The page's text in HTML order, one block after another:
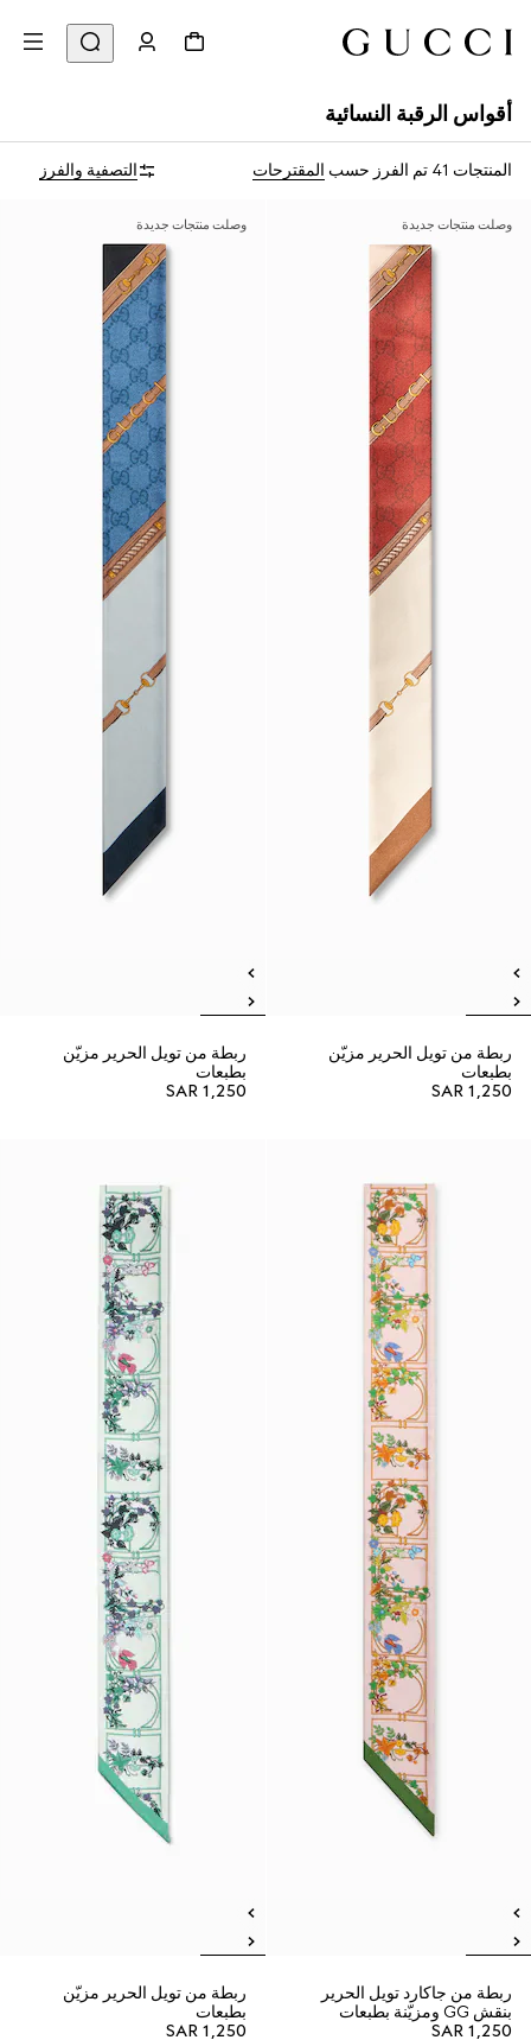
أقواس الرقبة النسائية
المنتجات 41 تم الفرز حسب المقترحات التصفية والفرز
وصلت منتجات جديدة
ربطة من تويل الحرير مزيّن
بطبعات
SAR 1,250
وصلت منتجات جديدة
ربطة من تويل الحرير مزيّن
بطبعات
SAR 1,250
ربطة من جاكارد تويل الحرير
بنقش GG ومزيّنة بطبعات
SAR 1,250
ربطة من تويل الحرير مزيّن
بطبعات
SAR 1,250